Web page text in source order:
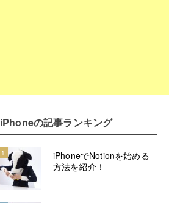
iPhoneの記事ランキング
1
iPhoneでNotionを始める
方法を紹介！